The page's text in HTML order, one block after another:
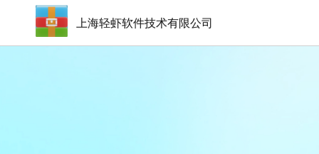
上海轻虾软件技术有限公司